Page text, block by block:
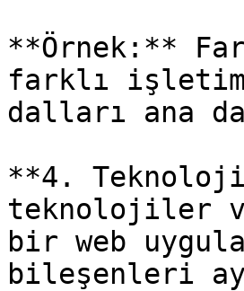
**Örnek:**
farklı
dalları ana
**4.
teknolojiler
bir web
bileşenleri